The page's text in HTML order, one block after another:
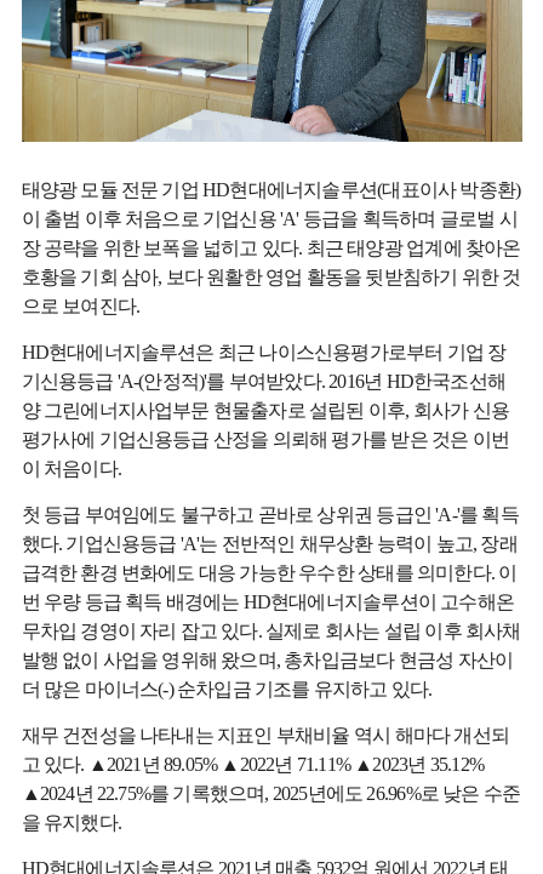
태양광 모듈 전문 기업 HD현대에너지솔루션(대표이사 박종환)
이 출범 이후 처음으로 기업신용 'A' 등급을 획득하며 글로벌 시
장 공략을 위한 보폭을 넓히고 있다. 최근 태양광 업계에 찾아온
호황을 기회 삼아, 보다 원활한 영업 활동을 뒷받침하기 위한 것
으로 보여진다.
HD현대에너지솔루션은 최근 나이스신용평가로부터 기업 장
기신용등급 'A-(안정적)'를 부여받았다. 2016년 HD한국조선해
양 그린에너지사업부문 현물출자로 설립된 이후, 회사가 신용
평가사에 기업신용등급 산정을 의뢰해 평가를 받은 것은 이번
이 처음이다.
첫 등급 부여임에도 불구하고 곧바로 상위권 등급인 'A-'를 획득
했다. 기업신용등급 'A'는 전반적인 채무상환 능력이 높고, 장래
급격한 환경 변화에도 대응 가능한 우수한 상태를 의미한다. 이
번 우량 등급 획득 배경에는 HD현대에너지솔루션이 고수해온
무차입 경영이 자리 잡고 있다. 실제로 회사는 설립 이후 회사채
발행 없이 사업을 영위해 왔으며, 총차입금보다 현금성 자산이
더 많은 마이너스(-) 순차입금 기조를 유지하고 있다.
재무 건전성을 나타내는 지표인 부채비율 역시 해마다 개선되
고 있다. ▲2021년 89.05% ▲2022년 71.11% ▲2023년 35.12%
▲2024년 22.75%를 기록했으며, 2025년에도 26.96%로 낮은 수준
을 유지했다.
HD현대에너지솔루션은 2021년 매출 5932억 원에서 2022년 태